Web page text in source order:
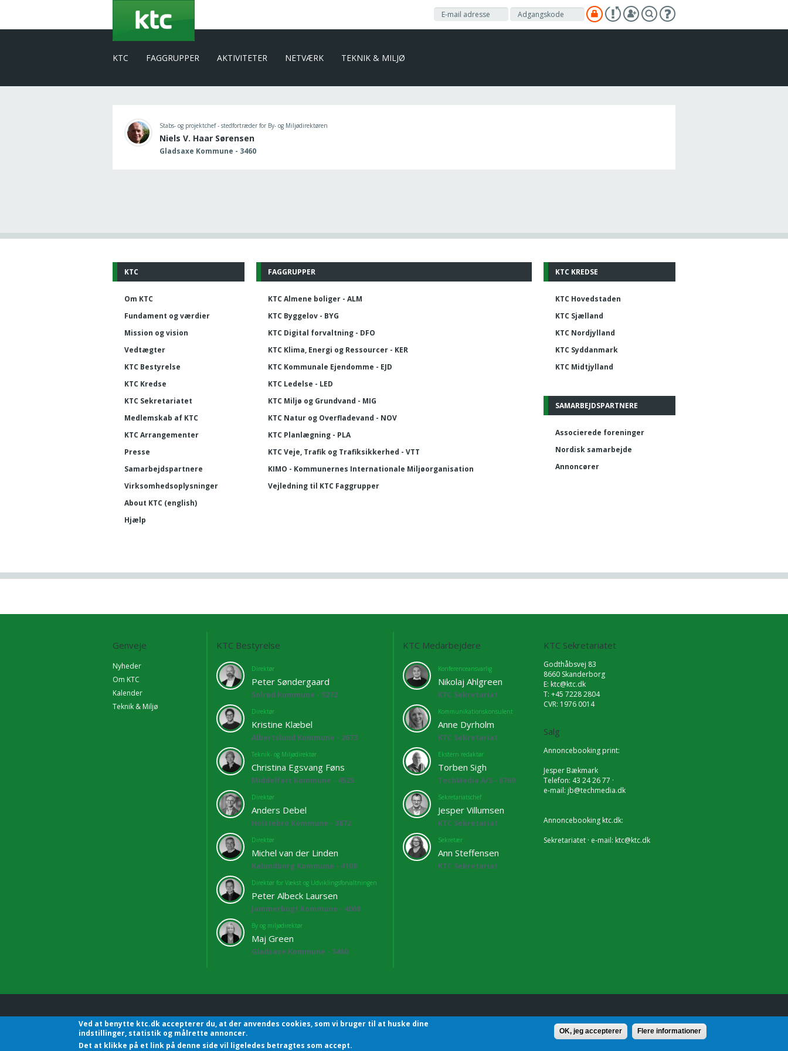
KTC FAGGRUPPER AKTIVITETER NETVÆRK TEKNIK & MILJØ
Stabs- og projektchef - stedfortræder for By- og Miljødirektøren
Niels V. Haar Sørensen
Gladsaxe Kommune - 3460
KTC
Om KTC
Fundament og værdier
Mission og vision
Vedtægter
KTC Bestyrelse
KTC Kredse
KTC Sekretariatet
Medlemskab af KTC
KTC Arrangementer
Presse
Samarbejdspartnere
Virksomhedsoplysninger
About KTC (english)
Hjælp
KTC KREDSE
KTC Hovedstaden
KTC Sjælland
KTC Nordjylland
KTC Syddanmark
KTC Midtjylland
SAMARBEJDSPARTNERE
Associerede foreninger
Nordisk samarbejde
Annoncører
FAGGRUPPER
KTC Almene boliger - ALM
KTC Byggelov - BYG
KTC Digital forvaltning - DFO
KTC Klima, Energi og Ressourcer - KER
KTC Kommunale Ejendomme - EJD
KTC Ledelse - LED
KTC Miljø og Grundvand - MIG
KTC Natur og Overfladevand - NOV
KTC Planlægning - PLA
KTC Veje, Trafik og Trafiksikkerhed - VTT
KIMO - Kommunernes Internationale Miljøorganisation
Vejledning til KTC Faggrupper
Genveje
Nyheder
Om KTC
Kalender
Teknik & Miljø
KTC Bestyrelse
Direktør
Peter Søndergaard
Solrød Kommune - 5272
Direktør
Kristine Klæbel
Albertslund Kommune - 2673
Teknik- og Miljødirektør
Christina Egsvang Føns
Middelfart Kommune - 4525
Direktør
Anders Debel
Holstebro Kommune - 3872
Direktør
Michel van der Linden
Kalundborg Kommune - 4108
Direktør for Vækst og Udviklingsforvaltningen
Peter Albeck Laursen
Jammerbugt Kommune - 4068
By og miljødirektør
Maj Green
Gladsaxe Kommune - 3460
KTC Medarbejdere
Konferenceansvarlig
Nikolaj Ahlgreen
KTC Sekretariat
Kommunikationskonsulent
Anne Dyrholm
KTC Sekretariat
Ekstern redaktør
Torben Sigh
TechMedia A/S - 6769
Sekretariatschef
Jesper Villumsen
KTC Sekretariat
Sekretær
Ann Steffensen
KTC Sekretariat
KTC Sekretariatet
Godthåbsvej 83
8660 Skanderborg
E: ktc@ktc.dk
T: +45 7228 2804
CVR: 1976 0014
Salg
Annoncebooking print:
Jesper Bækmark
Telefon: 43 24 26 77 ·
e-mail: jb@techmedia.dk
Annoncebooking ktc.dk:
Sekretariatet · e-mail: ktc@ktc.dk
KTC - Kommunalteknisk Chefforening | Sekretariatet | Godthåbsvej83 | 8660 Skanderborg | Tlf.: 7228 2804 |Kontakt
Ved at benytte ktc.dk accepterer du, at der anvendes cookies, som vi bruger til at huske dine
indstillinger, statistik og målrette annoncer.
Det at klikke på et link på denne side vil ligeledes betragtes som accept.
OK, jeg accepterer Flere informationer